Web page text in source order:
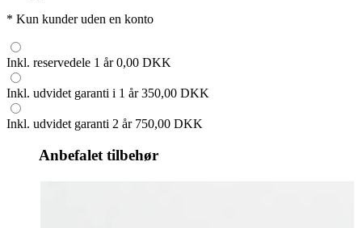
* Kun kunder uden en konto
Inkl. reservedele 1 år0,00 DKK
Inkl. udvidet garanti i 1 år350,00 DKK
Inkl. udvidet garanti 2 år 750,00 DKK
Anbefalet tilbehør